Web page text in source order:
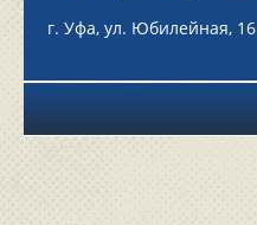
г. Уфа, ул. Юбилейная, 16